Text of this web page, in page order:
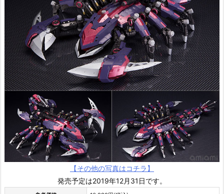
【その他の写真はコチラ】
発売予定は2019年12月31日です。